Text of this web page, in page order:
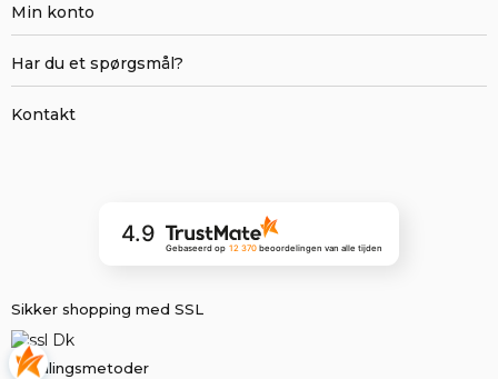
Min konto
Har du et spørgsmål?
Kontakt
4.9
Gebaseerd op 12 370beoordelingen van alle tijden
Sikker shopping med SSL
Betalingsmetoder